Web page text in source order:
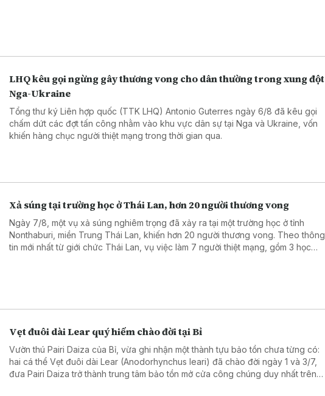
LHQ kêu gọi ngừng gây thương vong cho dân thường trong xung đột
Nga-Ukraine
Tổng thư ký Liên hợp quốc (TTK LHQ) Antonio Guterres ngày 6/8 đã kêu gọi
chấm dứt các đợt tấn công nhằm vào khu vực dân sự tại Nga và Ukraine, vốn
khiến hàng chục người thiệt mạng trong thời gian qua.
Xả súng tại trường học ở Thái Lan, hơn 20 người thương vong
Ngày 7/8, một vụ xả súng nghiêm trọng đã xảy ra tại một trường học ở tỉnh
Nonthaburi, miền Trung Thái Lan, khiến hơn 20 người thương vong. Theo thông
tin mới nhất từ giới chức Thái Lan, vụ việc làm 7 người thiệt mạng, gồm 3 học
Vẹt đuôi dài Lear quý hiếm chào đời tại Bỉ
Vườn thú Pairi Daiza của Bỉ, vừa ghi nhận một thành tựu bảo tồn chưa từng có:
hai cá thể Vẹt đuôi dài Lear (Anodorhynchus leari) đã chào đời ngày 1 và 3/7,
đưa Pairi Daiza trở thành trung tâm bảo tồn mở cửa công chúng duy nhất trên